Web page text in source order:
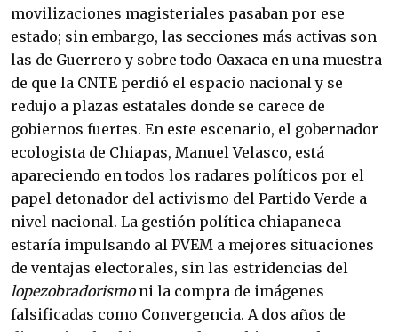
movilizaciones magisteriales pasaban por ese
estado; sin embargo, las secciones más activas son
las de Guerrero y sobre todo Oaxaca en una muestra
de que la CNTE perdió el espacio nacional y se
redujo a plazas estatales donde se carece de
gobiernos fuertes. En este escenario, el gobernador
ecologista de Chiapas, Manuel Velasco, está
apareciendo en todos los radares políticos por el
papel detonador del activismo del Partido Verde a
nivel nacional. La gestión política chiapaneca
estaría impulsando al PVEM a mejores situaciones
de ventajas electorales, sin las estridencias del
lopezobradorismoni la compra de imágenes
falsificadas como Convergencia. A dos años de